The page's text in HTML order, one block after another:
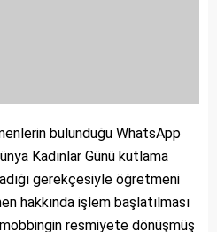
bulunduğu WhatsApp
Kadınlar Günü kutlama
gerekçesiyle öğretmeni
hakkında işlem başlatılması
resmiyete dönüşmüş